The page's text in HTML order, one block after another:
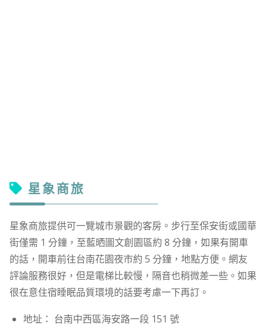
星象商旅
星象商旅提供可一覽城市景觀的客房。步行至保安街或國華
街僅需 1 分鐘，至藍晒圖文創園區約 8 分鐘，如果有開車
的話，開車前往台南花園夜市約 5 分鐘，地點方便。網友
評論服務很好，但是電梯比較慢，隔音也稍微差一些。如果
很在意住宿睡眠品質環境的話要考慮一下再訂。
地址： 台南中西區海安路一段 151 號